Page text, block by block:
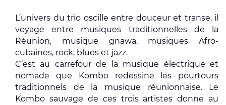
L’univers du trio oscille entre douceur et transe, il
voyage entre musiques traditionnelles de la
Réunion, musique gnawa, musiques Afro-
cubaines, rock, blues et jazz.
C’est au carrefour de la musique électrique et
nomade que Kombo redessine les pourtours
traditionnels de la musique réunionnaise. Le
Kombo sauvage de ces trois artistes donne au